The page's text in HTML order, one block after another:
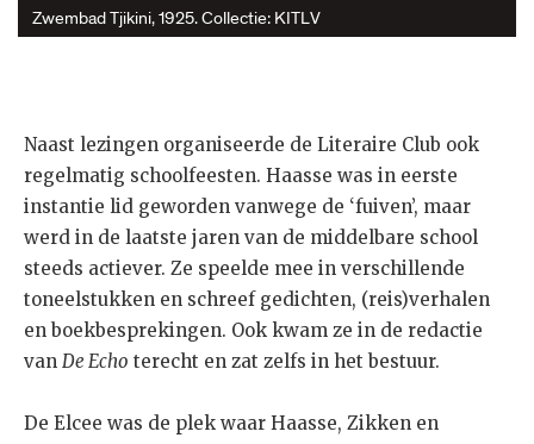
Zwembad Tjikini, 1925. Collectie: KITLV
Naast lezingen organiseerde de Literaire Club ook
regelmatig schoolfeesten. Haasse was in eerste
instantie lid geworden vanwege de ‘fuiven’, maar
werd in de laatste jaren van de middelbare school
steeds actiever. Ze speelde mee in verschillende
toneelstukken en schreef gedichten, (reis)verhalen
en boekbesprekingen. Ook kwam ze in de redactie
van De Echo terecht en zat zelfs in het bestuur.
De Elcee was de plek waar Haasse, Zikken en